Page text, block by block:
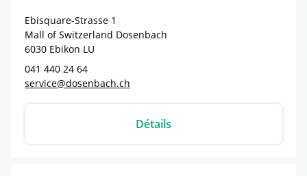
Ebisquare-Strasse 1
Mall of Switzerland Dosenbach
6030 Ebikon LU
041 440 24 64
service@dosenbach.ch
Détails